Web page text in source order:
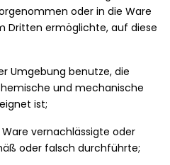
oder in die Ware
Dritten ermöglichte, auf diese
Umgebung benutze, die
und mechanische
ist;
vernachlässigte oder
oder falsch durchführte;